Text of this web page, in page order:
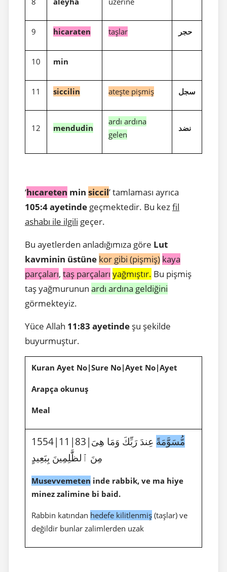
9 hicaraten taşlar حجر
10 min
11 siccilin ateşte pişmiş سجل
12 mendudin
ardı ardına
gelen
نضد
‘hıcareten min siccil’ tamlaması ayrıca
105:4 ayetinde geçmektedir. Bu kezfil
ashabı ile ilgili geçer.
Bu ayetlerden anladığımıza göre Lut
kavminin üstüne kor gibi (pişmiş) kaya
parçaları, taş parçaları yağmıştır. Bu pişmiş
taş yağmurunun ardı ardına geldiğini
görmekteyiz.
Yüce Allah 11:83 ayetinde şu şekilde
buyurmuştur.
Kuran Ayet No|Sure No|Ayet No|Ayet
Arapça okunuş
Meal
1554|11|83| مُّسَوَّمَةً عِندَ رَبِّكَ وَمَا هِىَ
مِنَ ٱلظَّٰلِمِينَ بِبَعِيدٍ
Musevvemeten inde rabbik, ve ma hiye
minez zalimine bi baid.
Rabbin katından hedefe kilitlenmiş (taşlar) ve
değildir bunlar zalimlerden uzak